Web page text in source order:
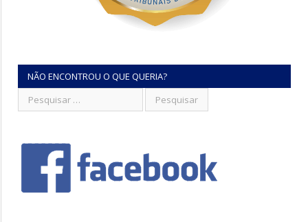
NÃO ENCONTROU O QUE QUERIA?